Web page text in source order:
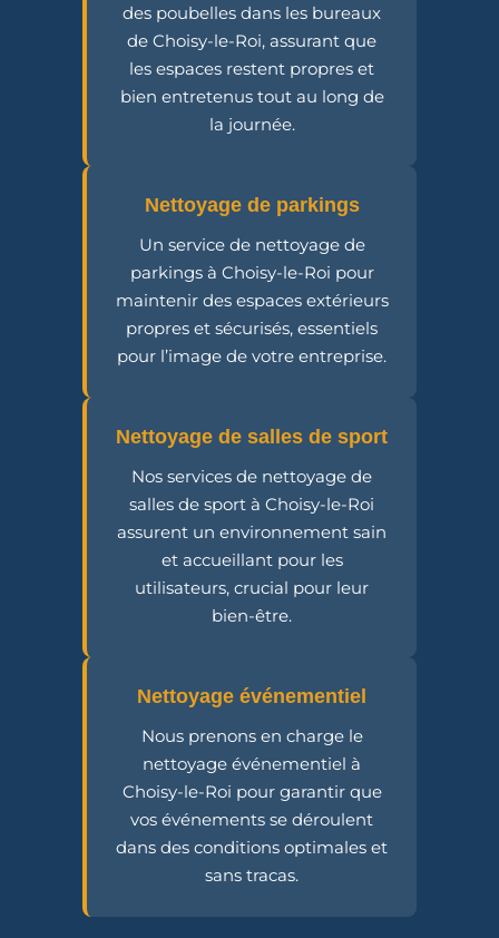
des poubelles dans les bureaux
de Choisy-le-Roi, assurant que
les espaces restent propres et
bien entretenus tout au long de
la journée.
Nettoyage de parkings
Un service de nettoyage de
parkings à Choisy-le-Roi pour
maintenir des espaces extérieurs
propres et sécurisés, essentiels
pour l’image de votre entreprise.
Nettoyage de salles de sport
Nos services de nettoyage de
salles de sport à Choisy-le-Roi
assurent un environnement sain
et accueillant pour les
utilisateurs, crucial pour leur
bien-être.
Nettoyage événementiel
Nous prenons en charge le
nettoyage événementiel à
Choisy-le-Roi pour garantir que
vos événements se déroulent
dans des conditions optimales et
sans tracas.